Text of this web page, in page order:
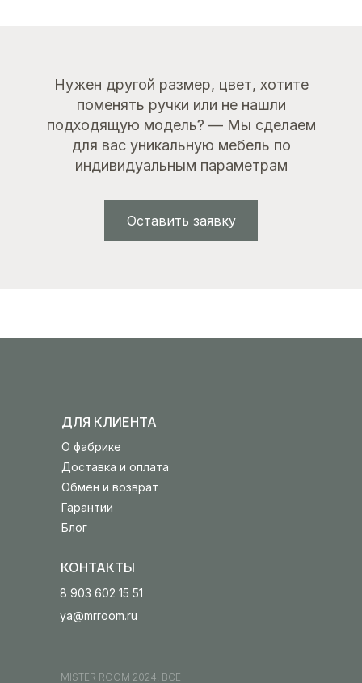
Нужен другой размер, цвет, хотите
поменять ручки или не нашли
подходящую модель? — Мы сделаем
для вас уникальную мебель по
индивидуальным параметрам
Оставить заявку
Блог
Гарантии
MISTER ROOM 2024. ВСЕ
Обмен и возврат
Доставка и оплата
О фабрике
ДЛЯ КЛИЕНТА
КОНТАКТЫ
8 903 602 15 51
ya@mrroom.ru